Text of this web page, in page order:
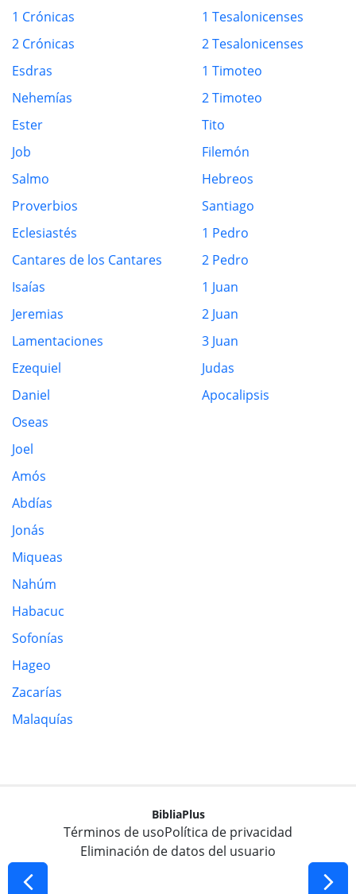
1 Crónicas
2 Crónicas
Esdras
Nehemías
Ester
Job
Salmo
Proverbios
Eclesiastés
Cantares de los Cantares
Isaías
Jeremias
Lamentaciones
Ezequiel
Daniel
Oseas
Joel
Amós
Abdías
Jonás
Miqueas
Nahúm
Habacuc
Sofonías
Hageo
Zacarías
Malaquías
1 Tesalonicenses
2 Tesalonicenses
1 Timoteo
2 Timoteo
Tito
Filemón
Hebreos
Santiago
1 Pedro
2 Pedro
1 Juan
2 Juan
3 Juan
Judas
Apocalipsis
BibliaPlus
Términos de usoPolítica de privacidad
Eliminación de datos del usuario